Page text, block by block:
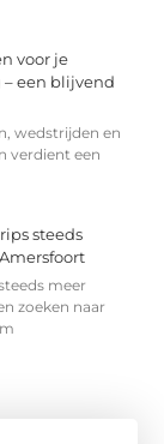
voor je
een blijvend
wedstrijden en
verdient een
steeds
meer
zoeken naar